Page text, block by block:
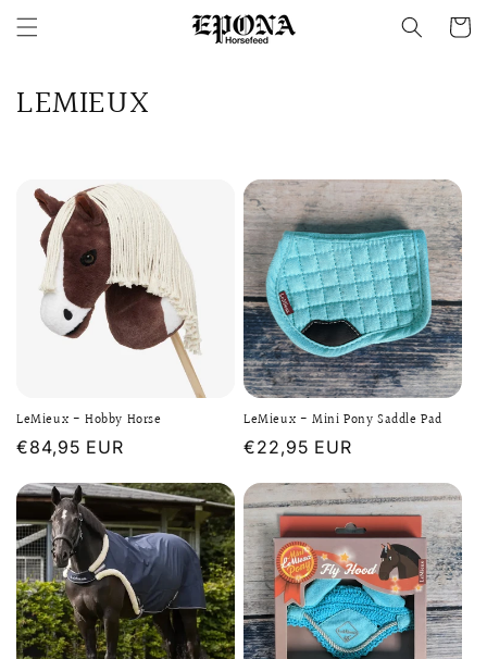
zum
Inhalt
K
i
e
:
LEMIEUX
LeMieux - Hobby Horse
Normaler
€84,95 EUR
LeMieux - Mini Pony Saddle Pad
Normaler
€22,95 EUR